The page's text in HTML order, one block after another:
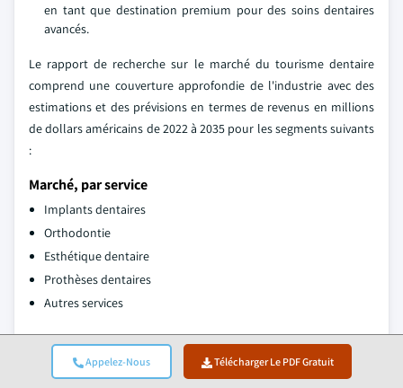
Appelez-Nous Télécharger Le PDF Gratuit
en tant que destination premium pour des soins dentaires
avancés.
Le rapport de recherche sur le marché du tourisme dentaire
comprend une couverture approfondie de l'industrie avec des
estimations et des prévisions en termes de revenus en millions
de dollars américains de 2022 à 2035 pour les segments suivants
:
Marché, par service
Implants dentaires
Orthodontie
Esthétique dentaire
Prothèses dentaires
Autres services
Marché, par utilisation finale
Cliniques dentaires